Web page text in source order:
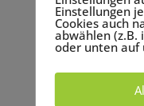
Zeichnen für mich
Positive Vibes First
Genuss als
Verbundenheit in
Einstellungen
Cookies auch
abwählen (z.B.
oder unten auf